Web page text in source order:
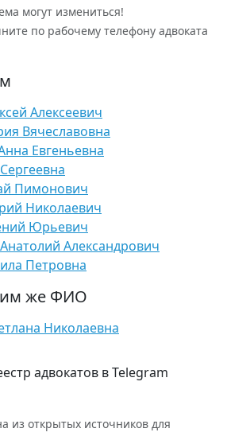
могут измениться!
по рабочему телефону адвоката
Алексеевич
Вячеславовна
Евгеньевна
Пимонович
Николаевич
Юрьевич
Александрович
Петровна
же ФИО
Николаевна
адвокатов в Telegram
из открытых источников для